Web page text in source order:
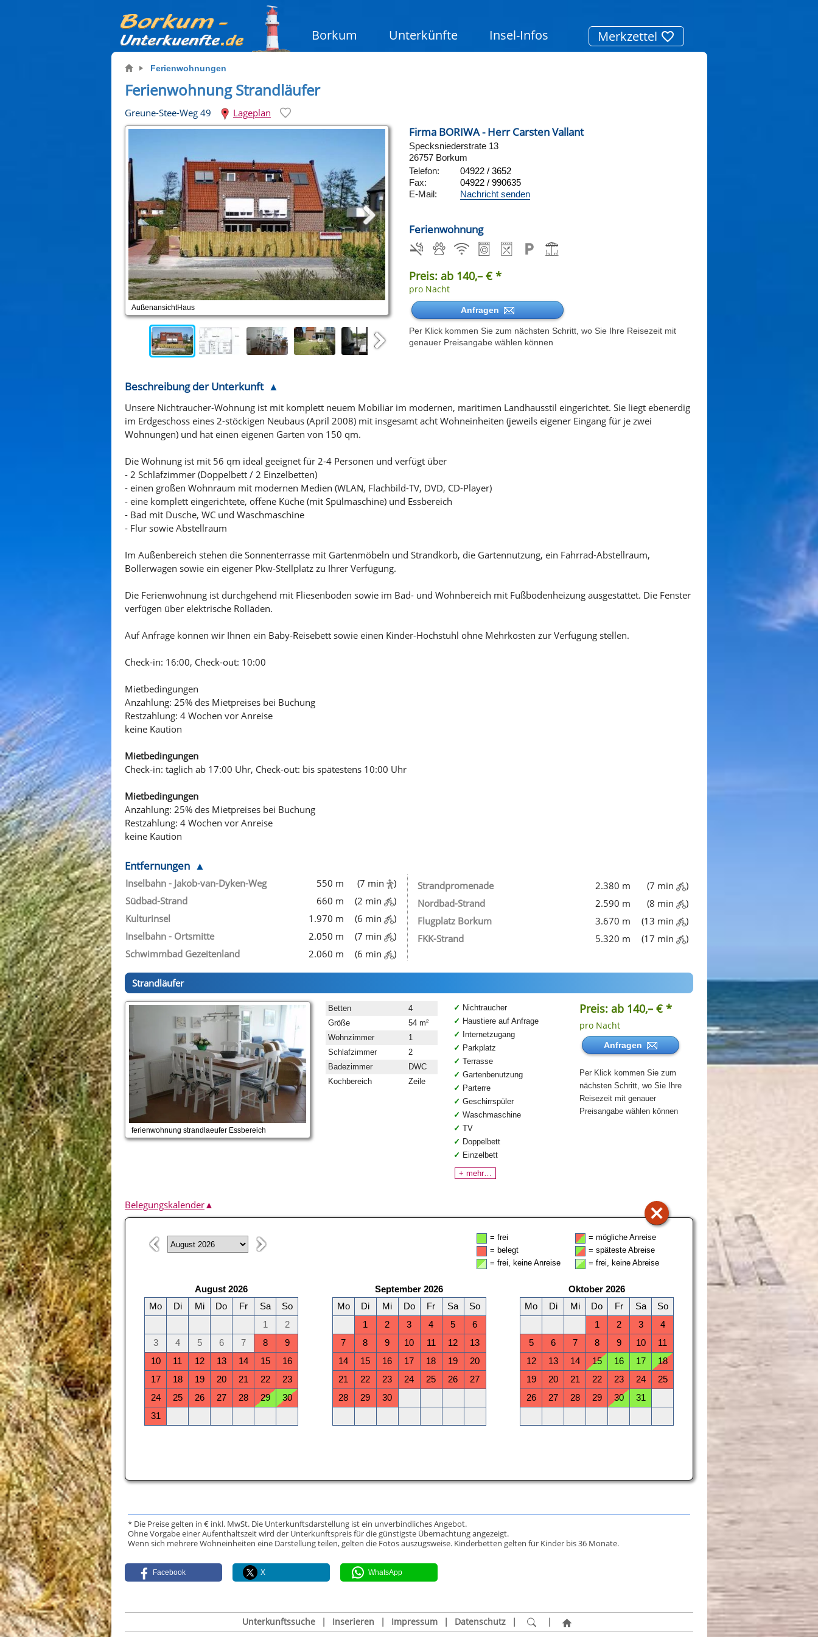
Borkum Unterkünfte Insel-Infos Merkzettel
Ferienwohnungen
Ferienwohnung Strandläufer
Greune-Stee-Weg 49 Lageplan
AußenansichtHaus
Firma BORIWA - Herr Carsten Vallant
Specksniederstrate 13
26757 Borkum
Telefon:
04922 / 3652
Fax:
04922 / 990635
E-Mail:
Nachricht senden
Ferienwohnung
Preis: ab 140,– € *
pro Nacht
Anfragen
Per Klick kommen Sie zum nächsten Schritt, wo Sie Ihre Reisezeit mit
genauer Preisangabe wählen können
Beschreibung der Unterkunft
Unsere Nichtraucher-Wohnung ist mit komplett neuem Mobiliar im modernen, maritimen Landhausstil eingerichtet. Sie liegt ebenerdig
im Erdgeschoss eines 2-stöckigen Neubaus (April 2008) mit insgesamt acht Wohneinheiten (jeweils eigener Eingang für je zwei
Wohnungen) und hat einen eigenen Garten von 150 qm.
Die Wohnung ist mit 56 qm ideal geeignet für 2-4 Personen und verfügt über
- 2 Schlafzimmer (Doppelbett / 2 Einzelbetten)
- einen großen Wohnraum mit modernen Medien (WLAN, Flachbild-TV, DVD, CD-Player)
- eine komplett eingerichtete, offene Küche (mit Spülmaschine) und Essbereich
- Bad mit Dusche, WC und Waschmaschine
- Flur sowie Abstellraum
Im Außenbereich stehen die Sonnenterrasse mit Gartenmöbeln und Strandkorb, die Gartennutzung, ein Fahrrad-Abstellraum,
Bollerwagen sowie ein eigener Pkw-Stellplatz zu Ihrer Verfügung.
Die Ferienwohnung ist durchgehend mit Fliesenboden sowie im Bad- und Wohnbereich mit Fußbodenheizung ausgestattet. Die Fenster
verfügen über elektrische Rolläden.
Auf Anfrage können wir Ihnen ein Baby-Reisebett sowie einen Kinder-Hochstuhl ohne Mehrkosten zur Verfügung stellen.
Check-in: 16:00, Check-out: 10:00
Mietbedingungen
Anzahlung: 25% des Mietpreises bei Buchung
Restzahlung: 4 Wochen vor Anreise
keine Kaution
Mietbedingungen
Check-in: täglich ab 17:00 Uhr, Check-out: bis spätestens 10:00 Uhr
Mietbedingungen
Anzahlung: 25% des Mietpreises bei Buchung
Restzahlung: 4 Wochen vor Anreise
keine Kaution
Entfernungen
Inselbahn - Jakob-van-Dyken-Weg 550 m (7 min
)
Südbad-Strand
660 m (2 min
)
Kulturinsel
1.970 m (6 min
)
Inselbahn - Ortsmitte
2.050 m (7 min
)
Schwimmbad Gezeitenland
2.060 m (6 min )
Strandpromenade 2.380 m (7 min
)
Nordbad-Strand
2.590 m (8 min
)
Flugplatz Borkum
3.670 m (13 min
)
FKK-Strand
5.320 m (17 min )
Strandläufer
ferienwohnung strandlaeufer Essbereich
Betten
4
Größe
54 m²
Wohnzimmer
1
Schlafzimmer
2
Badezimmer
DWC
Kochbereich
Zeile
Nichtraucher
Haustiere auf Anfrage
Internetzugang
Parkplatz
Terrasse
Gartenbenutzung
Parterre
Geschirrspüler
Waschmaschine
TV
Doppelbett
Einzelbett
+ mehr…
Preis: ab 140,– € *
pro Nacht
Anfragen
Per Klick kommen Sie zum
nächsten Schritt, wo Sie Ihre
Reisezeit mit genauer
Preisangabe wählen können
Belegungskalender▲
* Die Preise gelten in € inkl. MwSt. Die Unterkunftsdarstellung ist ein unverbindliches Angebot.
Ohne Vorgabe einer Aufenthaltszeit wird der Unterkunftspreis für die günstigste Übernachtung angezeigt.
Wenn sich mehrere Wohneinheiten eine Darstellung teilen, gelten die Fotos auszugsweise. Kinderbetten gelten für Kinder bis 36 Monate.
Facebook X WhatsApp
Unterkunftssuche | Inserieren | Impressum | Datenschutz | |